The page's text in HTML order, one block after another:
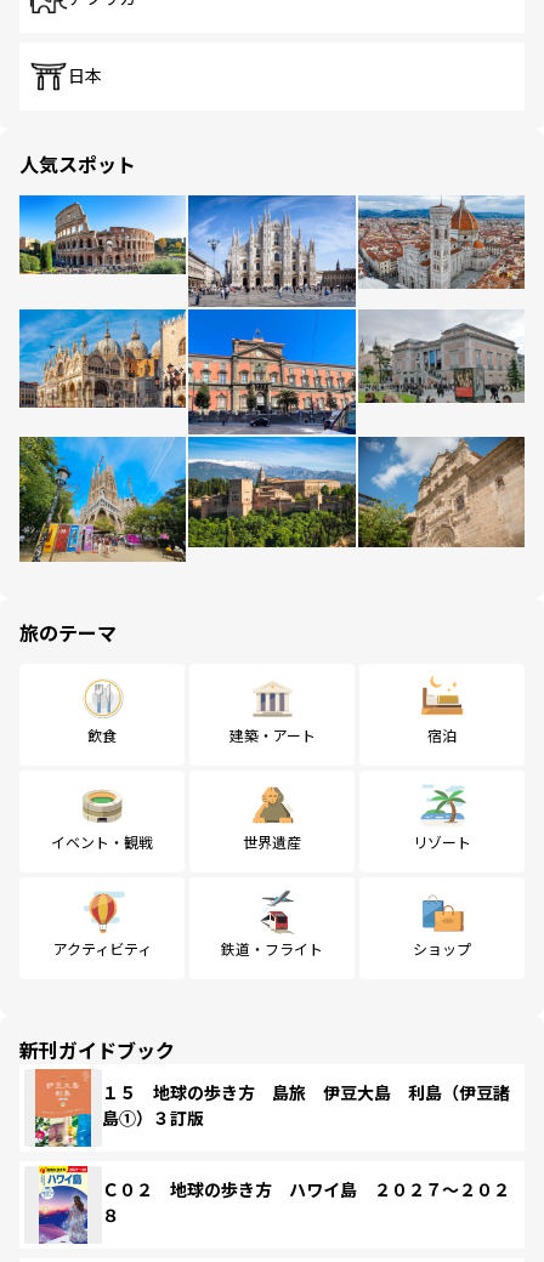
日本
人気スポット
旅のテーマ
飲食 建築・アート 宿泊
イベント・観戦 世界遺産 リゾート
アクティビティ 鉄道・フライト ショップ
新刊ガイドブック
１５ 地球の歩き方 島旅 伊豆大島 利島（伊豆諸
島①）３訂版
Ｃ０２ 地球の歩き方 ハワイ島 ２０２７～２０２
８